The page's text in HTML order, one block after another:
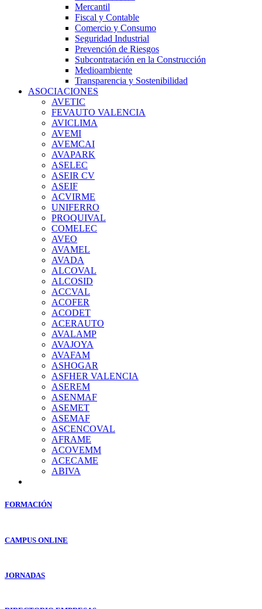
Mercantil
Fiscal y Contable
Comercio y Consumo
Seguridad Industrial
Prevención de Riesgos
Subcontratación en la Construcción
Medioambiente
Transparencia y Sostenibilidad
ASOCIACIONES
AVETIC
FEVAUTO VALENCIA
AVICLIMA
AVEMI
AVEMCAI
AVAPARK
ASELEC
ASEIR CV
ASEIF
ACVIRME
UNIFERRO
PROQUIVAL
COMELEC
AVEO
AVAMEL
AVADA
ALCOVAL
ALCOSID
ACCVAL
ACOFER
ACODET
ACERAUTO
AVALAMP
AVAJOYA
AVAFAM
ASHOGAR
ASFHER VALENCIA
ASEREM
ASENMAF
ASEMET
ASEMAF
ASCENCOVAL
AFRAME
ACOVEMM
ACECAME
ABIVA
FORMACIÓN
CAMPUS ONLINE
JORNADAS